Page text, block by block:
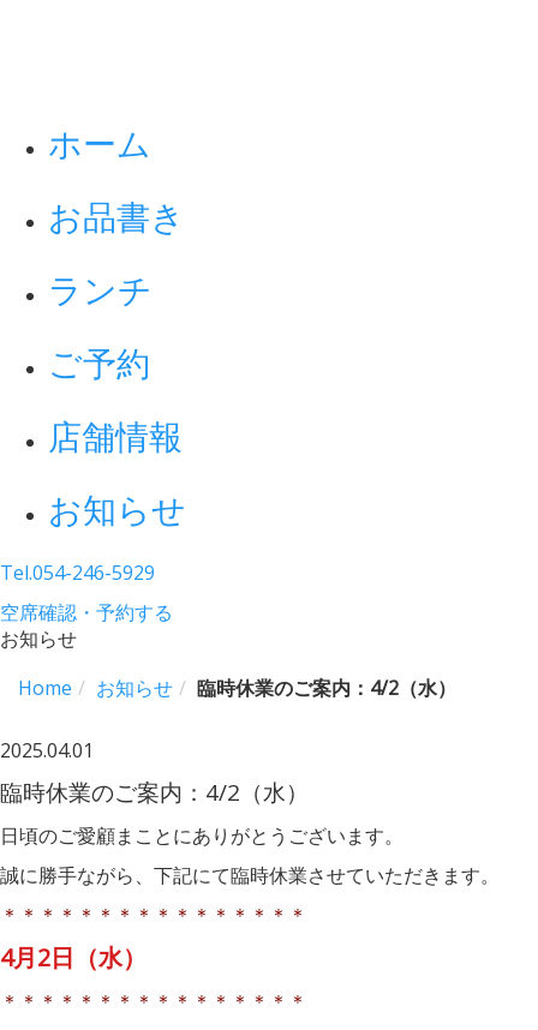
ホーム
お品書き
ランチ
ご予約
店舗情報
お知らせ
Tel.054-246-5929
空席確認・予約する
お知らせ
Home
お知らせ 臨時休業のご案内：4/2（水）
2025.04.01
臨時休業のご案内：4/2（水）
日頃のご愛顧まことにありがとうございます。
誠に勝手ながら、下記にて臨時休業させていただきます。
＊＊＊＊＊＊＊＊＊＊＊＊＊＊＊＊
4月2日（水）
＊＊＊＊＊＊＊＊＊＊＊＊＊＊＊＊